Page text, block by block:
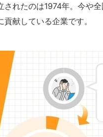
れたのは1974年。今や
献している企業です。